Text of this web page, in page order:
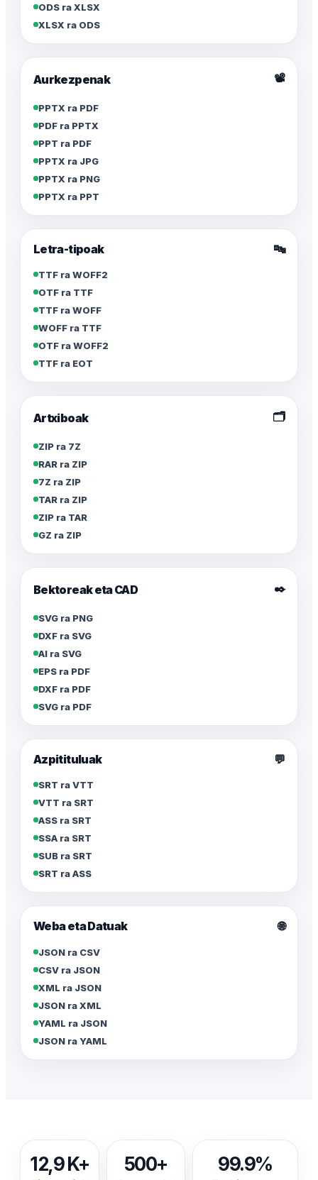
ODS ra XLSX
XLSX ra ODS
Aurkezpenak 📽️
PPTX ra PDF
PDF ra PPTX
PPT ra PDF
PPTX ra JPG
PPTX ra PNG
PPTX ra PPT
Letra-tipoak 🔤
TTF ra WOFF2
OTF ra TTF
TTF ra WOFF
WOFF ra TTF
OTF ra WOFF2
TTF ra EOT
Artxiboak 🗂️
ZIP ra 7Z
RAR ra ZIP
7Z ra ZIP
TAR ra ZIP
ZIP ra TAR
GZ ra ZIP
Bektoreak eta CAD ✒️
SVG ra PNG
DXF ra SVG
AI ra SVG
EPS ra PDF
DXF ra PDF
SVG ra PDF
Azpitituluak 💬
SRT ra VTT
VTT ra SRT
ASS ra SRT
SSA ra SRT
SUB ra SRT
SRT ra ASS
Weba eta Datuak 🌐
JSON ra CSV
CSV ra JSON
XML ra JSON
JSON ra XML
YAML ra JSON
JSON ra YAML
12,9 K+ 500+ 99.9%